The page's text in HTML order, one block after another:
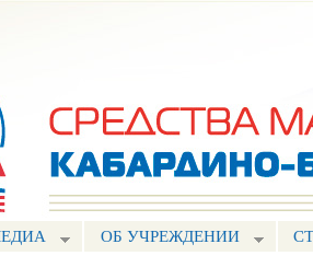
ОБ УЧРЕЖДЕНИИ